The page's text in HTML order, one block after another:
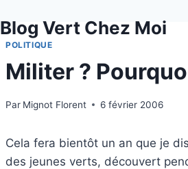
au
contenu
Blog Vert Chez Moi
POLITIQUE
Militer ?
Par Mignot Florent 6 février 2006
Cela fera bientôt un an que je
des jeunes verts, découvert